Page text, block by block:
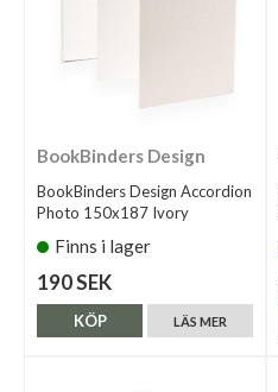
BookBinders Design
BookBinders Design Accordion
Photo 150x187 Ivory
Finns i lager
190 SEK
LÄS MER
KÖP